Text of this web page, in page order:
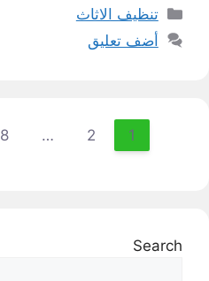
التصنيفات
تنظيف الاثاث
أضف تعليق
Page 1
Page 2
…
8
Search